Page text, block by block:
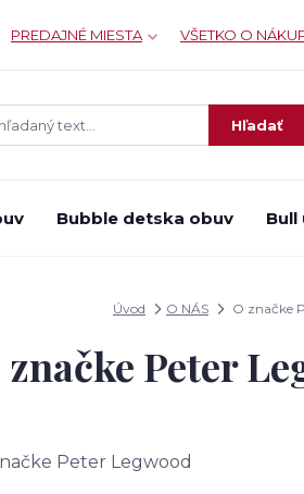
PREDAJNÉ MIESTA VŠETKO O
Hľadať
Bubble detska obuv Bull
Úvod O NÁS O značke
značke Peter
Peter Legwood